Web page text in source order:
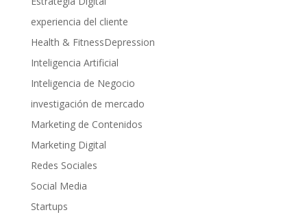
experiencia del cliente
Health & FitnessDepression
Inteligencia Artificial
Inteligencia de Negocio
investigación de mercado
Marketing de Contenidos
Marketing Digital
Redes Sociales
Social Media
Startups